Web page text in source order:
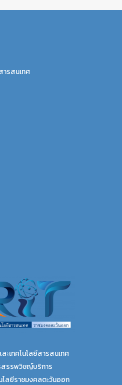
ารสนเทศ
ะเทคโนโลยีสารสนเทศ
สรรพวิชญ์บริการ
โลยีราชมงคลตะวันออก